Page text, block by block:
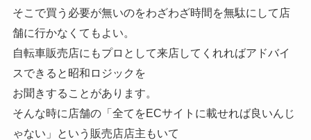
そこで買う必要が無いのをわざわざ時間を無駄にして店
舗に行かなくてもよい。
自転車販売店にもプロとして来店してくれればアドバイ
スできると昭和ロジックを
お聞きすることがあります。
そんな時に店舗の「全てをECサイトに載せれば良いんじ
ゃない」という販売店店主もいて